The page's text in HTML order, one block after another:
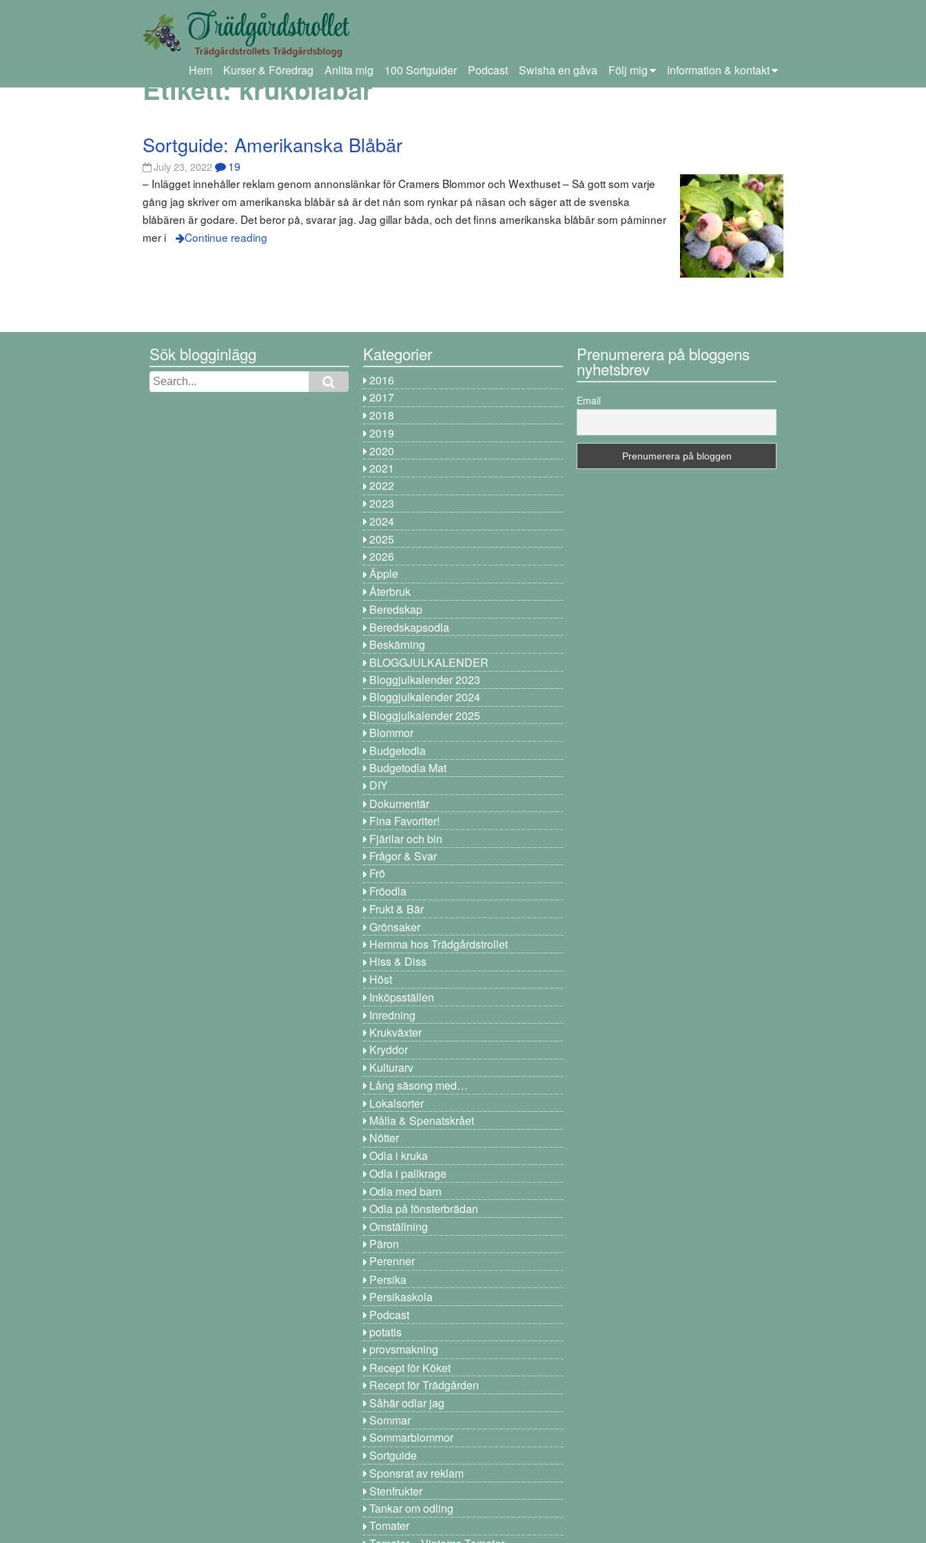
Hem Kurser & Föredrag Anlita mig 100 Sortguider Podcast Swisha en gåva Följ mig Information & kontakt
Etikett:krukblåbär
Sortguide: Amerikanska Blåbär
July 23, 2022 19
– Inlägget innehåller reklam genom annonslänkar för Cramers Blommor och Wexthuset – Så gott som varje
gång jag skriver om amerikanska blåbär så är det nån som rynkar på näsan och säger att de svenska
blåbären är godare. Det beror på, svarar jag. Jag gillar båda, och det finns amerikanska blåbär som påminner
mer i
Continue reading
Sök blogginlägg Kategorier
2016
2017
2018
2019
2020
2021
2022
2023
2024
2025
2026
Äpple
Återbruk
Beredskap
Beredskapsodla
Beskärning
BLOGGJULKALENDER
Bloggjulkalender 2023
Bloggjulkalender 2024
Bloggjulkalender 2025
Blommor
Budgetodla
Budgetodla Mat
DIY
Dokumentär
Fina Favoriter!
Fjärilar och bin
Frågor & Svar
Frö
Fröodla
Frukt & Bär
Grönsaker
Hemma hos Trädgårdstrollet
Hiss & Diss
Höst
Inköpsställen
Inredning
Krukväxter
Kryddor
Kulturarv
Lång säsong med…
Lokalsorter
Målla & Spenatskrået
Nötter
Odla i kruka
Odla i pallkrage
Odla med barn
Odla på fönsterbrädan
Omställning
Päron
Perenner
Persika
Persikaskola
Podcast
potatis
provsmakning
Recept för Köket
Recept för Trädgården
Såhär odlar jag
Sommar
Sommarblommor
Sortguide
Sponsrat av reklam
Stenfrukter
Tankar om odling
Tomater
Prenumerera på bloggens
nyhetsbrev
Email